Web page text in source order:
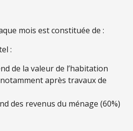
mois est constituée de :
:
de la valeur de l’habitation
après travaux de
des revenus du ménage (60%)